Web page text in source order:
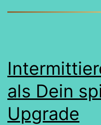
als Dein
Upgrade